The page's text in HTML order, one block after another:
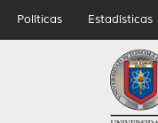
Políticas Estadísticas